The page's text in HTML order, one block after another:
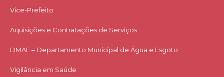
Vice-Prefeito
Aquisições e Contratações de Serviços​
DMAE – Departamento Municipal de Água e Esgoto
Vigilância em Saúde